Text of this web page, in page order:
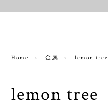
Home 金属 lemon tree
lemon tree